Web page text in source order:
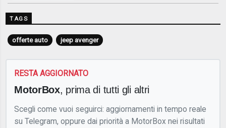
TAGS
offerte auto jeep avenger
RESTA AGGIORNATO
MotorBox, prima di tutti gli altri
Scegli come vuoi seguirci: aggiornamenti in tempo reale
su Telegram, oppure dai priorità a MotorBox nei risultati